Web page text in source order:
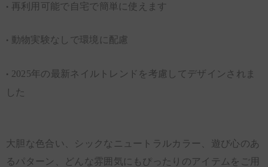
· 再利用可能で自宅で簡単に使えます
· 動物実験なしで環境に配慮
· 2025年の最新ネイルトレンドを考慮してデザインされま
した
大胆な色合い、シックなニュートラルカラー、遊び心のあ
るパターン、どんな雰囲気にもぴったりのアイテムをご用